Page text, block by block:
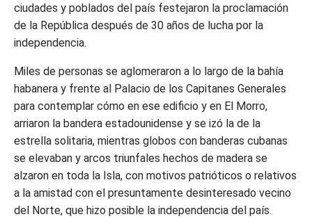
ciudades y poblados del país festejaron la proclamación
de la República después de 30 años de lucha por la
independencia.
Miles de personas se aglomeraron a lo largo de la bahía
habanera y frente al Palacio de los Capitanes Generales
para contemplar cómo en ese edificio y en El Morro,
arriaron la bandera estadounidense y se izó la de la
estrella solitaria, mientras globos con banderas cubanas
se elevaban y arcos triunfales hechos de madera se
alzaron en toda la Isla, con motivos patrióticos o relativos
a la amistad con el presuntamente desinteresado vecino
del Norte, que hizo posible la independencia del país.